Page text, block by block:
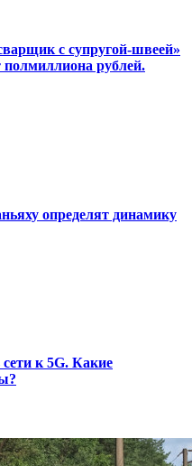
с супругой-швеей»
рублей.
определят динамику
к 5G. Какие